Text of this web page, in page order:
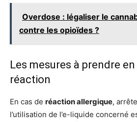
Overdose : légaliser le
contre les opioïdes ?
Les mesures à prendre
réaction
En cas de réaction allergique,
l’utilisation de l’e-liquide concerné